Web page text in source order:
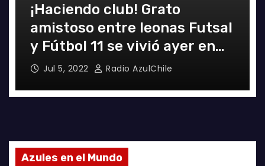
club! Grato
entre leonas Futsal
11 se vivió ayer en
5, 2022 Radio AzulChile
equipo
Azules en el Mundo